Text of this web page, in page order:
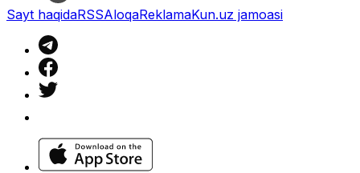
Sayt haqidaRSSAloqaReklamaKun.uz jamoasi